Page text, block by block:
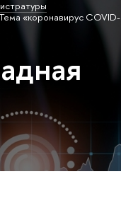
«коронавирус COVID-